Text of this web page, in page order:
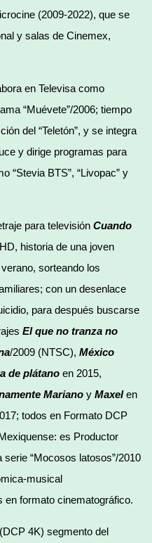
(2009-2022), que se
y salas de Cinemex,
en Televisa como
“Muévete”/2006; tiempo
del “Teletón”, y se integra
y dirige programas para
“Stevia BTS”, “Livopac” y
para televisión Cuando
historia de una joven
sorteando los
con un desenlace
para después buscarse
El que no tranza no
/2009 (NTSC), México
de plátano en 2015,
Mariano y Maxelen
todos en Formato DCP
es Productor
“Mocosos latosos”/2010
musical
en formato cinematográfico.
4K) segmento del